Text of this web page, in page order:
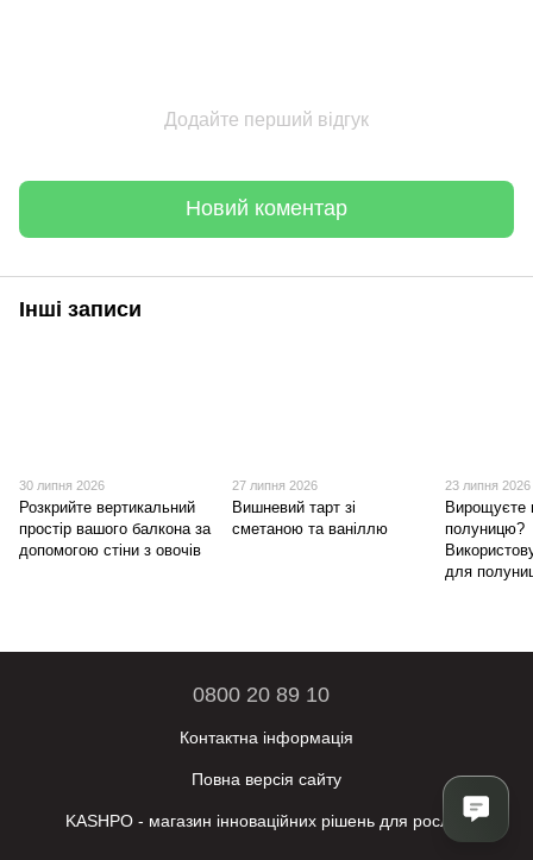
Додайте перший відгук
Новий коментар
Інші записи
30 липня 2026
Розкрийте вертикальний
простір вашого балкона за
допомогою стіни з овочів
27 липня 2026
Вишневий тарт зі
сметаною та ваніллю
23 липня 2026
Вирощуєте
полуницю?
для
0800 20 89 10
Контактна інформація
Повна версія сайту
KASHPO - магазин інноваційних рішень для рослин